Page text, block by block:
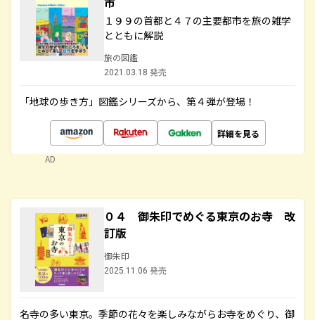
１９９の首都と４７の主要都市を旅の雑学
とともに解説
旅の図鑑
2021.03.18 発売
「地球の歩き方」図鑑シリーズから、第４弾が登場！
詳細を見る
AD
０４ 御朱印でめぐる東京のお寺 改
訂版
御朱印
2025.11.06 発売
名寺の多い東京。季節の花々を楽しみながらお寺をめぐり、御